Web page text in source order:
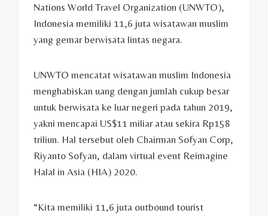
Nations World Travel Organization (UNWTO),
Indonesia memiliki 11,6 juta wisatawan muslim
yang gemar berwisata lintas negara.
UNWTO mencatat wisatawan muslim Indonesia
menghabiskan uang dengan jumlah cukup besar
untuk berwisata ke luar negeri pada tahun 2019,
yakni mencapai US$11 miliar atau sekira Rp158
triliun. Hal tersebut oleh Chairman Sofyan Corp,
Riyanto Sofyan, dalam virtual event Reimagine
Halal in Asia (HIA) 2020.
“Kita memiliki 11,6 juta outbound tourist